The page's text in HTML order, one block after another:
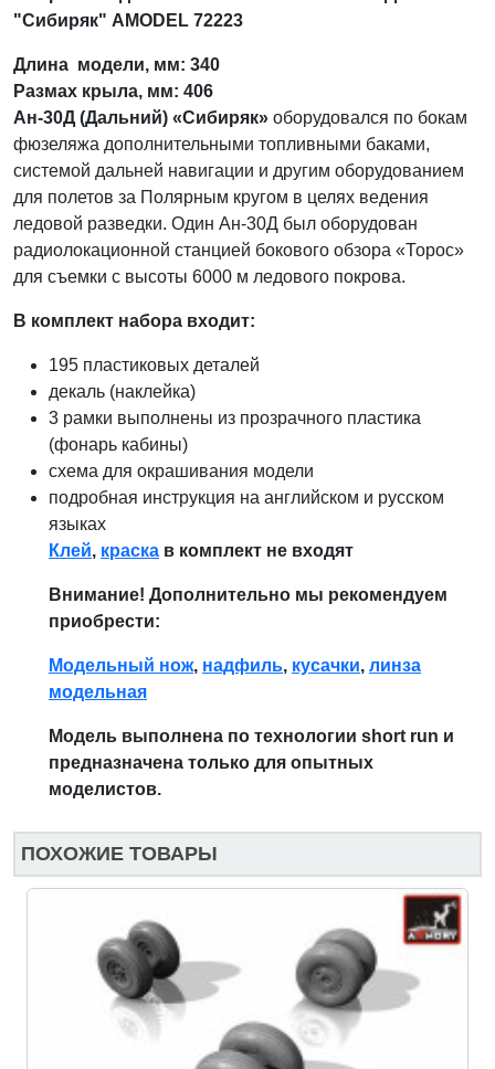
"Сибиряк" AMODEL 72223
Длина модели, мм: 340
Размах крыла, мм: 406
Ан-30Д (Дальний) «Сибиряк» оборудовался по бокам
фюзеляжа дополнительными топливными баками,
системой дальней навигации и другим оборудованием
для полетов за Полярным кругом в целях ведения
ледовой разведки. Один Ан-30Д был оборудован
радиолокационной станцией бокового обзора «Торос»
для съемки с высоты 6000 м ледового покрова.
В комплект набора входит:
195 пластиковых деталей
декаль (наклейка)
3 рамки выполнены из прозрачного пластика
(фонарь кабины)
схема для окрашивания модели
подробная инструкция на английском и русском
языках
Клей, краска в комплект не входят
Внимание! Дополнительно мы рекомендуем
приобрести:
Модельный нож, надфиль, кусачки, линза
модельная
Модель выполнена по технологии short run и
предназначена только для опытных
моделистов.
ПОХОЖИЕ ТОВАРЫ